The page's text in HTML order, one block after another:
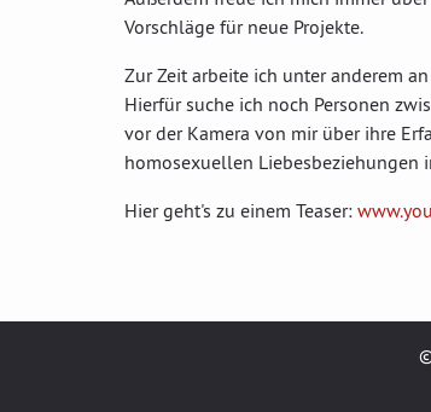
Vorschläge für neue Projekte.
Zur Zeit arbeite ich unter anderem
Hierfür suche ich noch Personen
vor der Kamera von mir über ihre
homosexuellen Liebesbeziehungen
Hier geht's zu einem Teaser: